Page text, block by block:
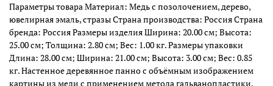
Параметры товара Материал: Медь с позолочением, дерево,
ювелирная эмаль, стразы Страна производства: Россия Страна
бренда: Россия Размеры изделия Ширина: 20.00 см; Высота:
25.00 см; Толщина: 2.80 см; Вес: 1.00 кг. Размеры упаковки
Длина: 28.00 см; Ширина: 21.00 см; Высота: 3.00 см; Вес: 0.85
кг. Настенное деревянное панно с объёмным изображением
картины из меди с применением метода гальванопластики,